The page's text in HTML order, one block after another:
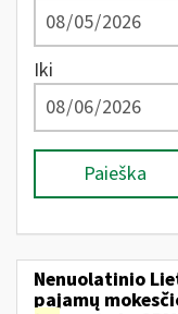
Iki
Paieška
Nenuolatinio
pajamų